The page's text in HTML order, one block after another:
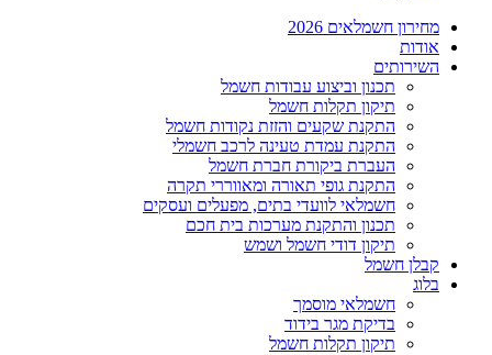
מחירון חשמלאים 2026
אודות
השירותים
תכנון וביצוע עבודות חשמל
תיקון תקלות חשמל
התקנת שקעים והזזת נקודות חשמל
התקנת עמדת טעינה לרכב חשמלי
העברת ביקורת חברת חשמל
התקנת גופי תאורה ומאווררי תקרה
חשמלאי לוועדי בתים, מפעלים ועסקים
תכנון והתקנת מערכות בית חכם
תיקון דודי חשמל ושמש
קבלן חשמל
בלוג
חשמלאי מוסמך
בדיקת מגר בידוד
תיקון תקלות חשמל